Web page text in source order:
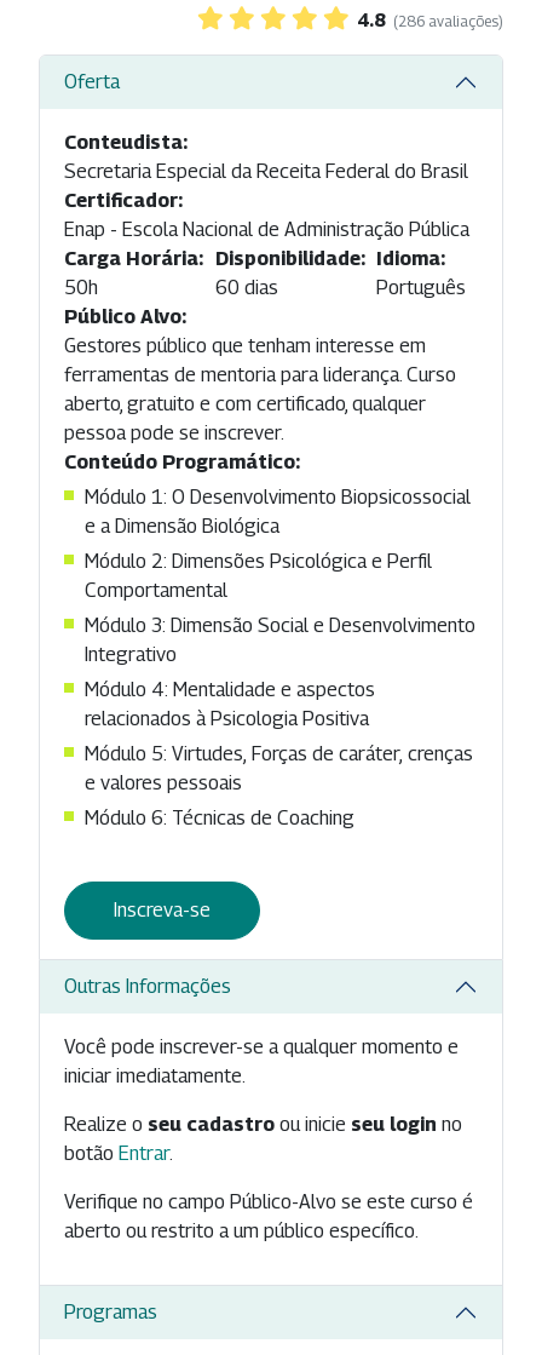
4.8 (286 avaliações)
Oferta
Conteudista:
Secretaria Especial da Receita Federal do Brasil
Certificador:
Enap - Escola Nacional de Administração Pública
Carga Horária:
50h
Disponibilidade:
60 dias
Idioma:
Português
Público Alvo:
Gestores público que tenham interesse em
ferramentas de mentoria para liderança. Curso
aberto, gratuito e com certificado, qualquer
pessoa pode se inscrever.
Conteúdo Programático:
Módulo 1: O Desenvolvimento Biopsicossocial
e a Dimensão Biológica
Módulo 2: Dimensões Psicológica e Perfil
Comportamental
Módulo 3: Dimensão Social e Desenvolvimento
Integrativo
Módulo 4: Mentalidade e aspectos
relacionados à Psicologia Positiva
Módulo 5: Virtudes, Forças de caráter, crenças
e valores pessoais
Módulo 6: Técnicas de Coaching
Inscreva-se
Outras Informações
Você pode inscrever-se a qualquer momento e
iniciar imediatamente.
Realize o seu cadastro ou inicie seu login no
botão Entrar.
Verifique no campo Público-Alvo se este curso é
aberto ou restrito a um público específico.
Programas